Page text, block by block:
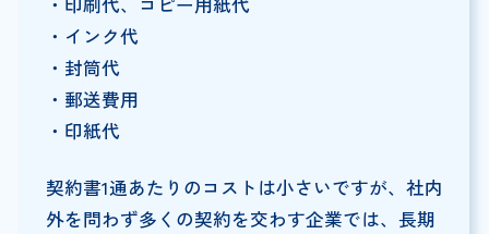
・インク代
・封筒代
・郵送費用
・印紙代
契約書1通あたりのコストは小さいですが、社内
外を問わず多くの契約を交わす企業では、長期